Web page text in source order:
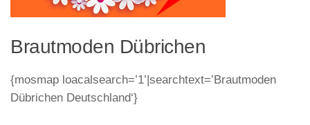
Brautmoden Dübrichen
{mosmap loacalsearch=’1’|searchtext=’Brautmoden
Dübrichen Deutschland‘}